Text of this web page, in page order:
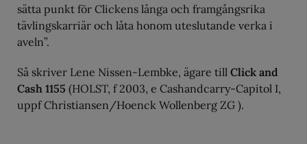
sätta punkt för Clickens långa och framgångsrika
tävlingskarriär och låta honom uteslutande verka i
aveln”.
Så skriver Lene Nissen-Lembke, ägare till Click and
Cash 1155 (HOLST, f 2003, e Cashandcarry-Capitol I,
uppf Christiansen/Hoenck Wollenberg ZG ).